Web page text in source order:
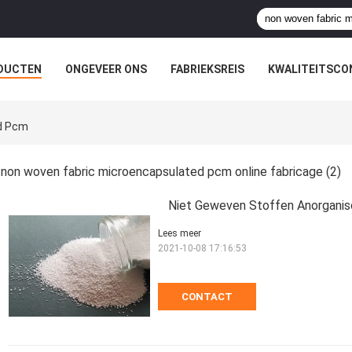
ONGEVEER ONS FABRIEKSREIS
Pcm
non woven fabric microencapsulated pcm online fabricage (2)
Niet Geweven Stoffen
CONTACT
Lees meer
2021-10-08 17:16:53